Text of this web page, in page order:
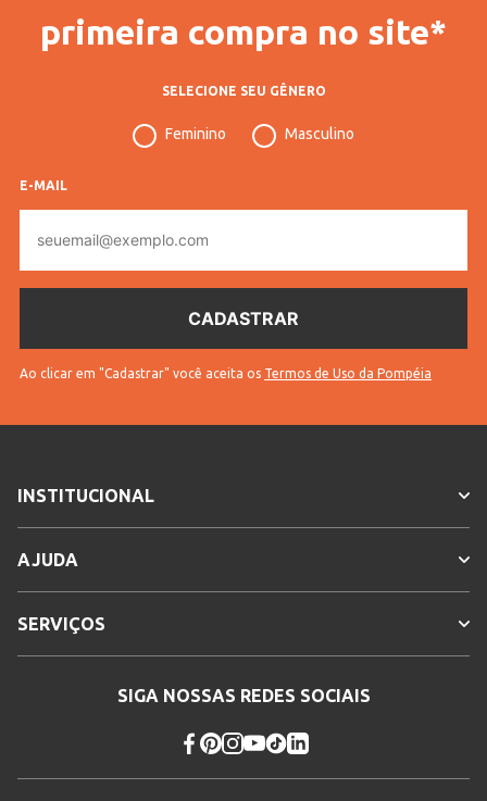
primeira compra no site*
SELECIONE SEU GÊNERO
Feminino Masculino
E-MAIL
mail
Ao clicar em "Cadastrar" você aceita os Termos de Uso da Pompéia
INSTITUCIONAL
AJUDA
SERVIÇOS
SIGA NOSSAS REDES SOCIAIS